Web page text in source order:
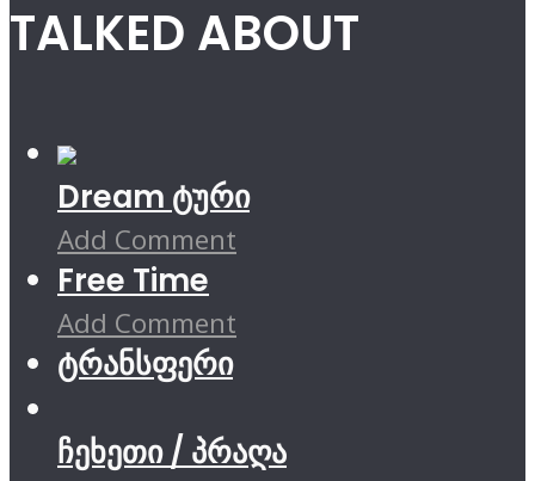
TALKED ABOUT
Dream ტური
Add Comment
Free Time
Add Comment
ტრანსფერი
ჩეხეთი / პრაღა